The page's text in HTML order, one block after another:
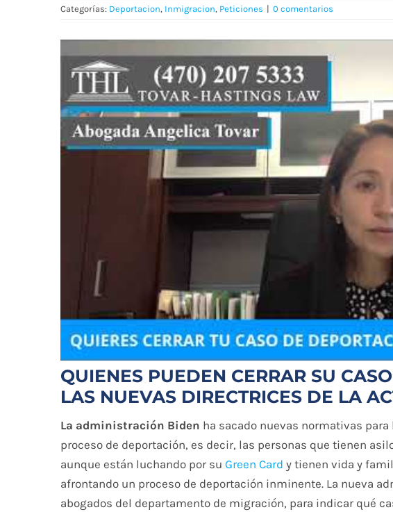
Categorías: Deportacion, Inmigracion, Peticiones | 0 comentarios
QUIENES PUEDEN CERRAR SU
LAS NUEVAS DIRECTRICES DE LA
La administración Biden ha sacado nuevas normativas
proceso de deportación, es decir, las personas que tienen
aunque están luchando por su Green Card y tienen vida y
afrontando un proceso de deportación inminente. La nueva
abogados del departamento de migración, para indicar qué